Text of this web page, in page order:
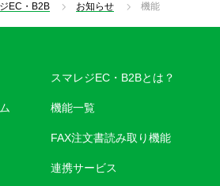
EC・B2B お知らせ 機能
スマレジEC・B2Bとは？
機能一覧
FAX注文書読み取り機能
連携サービス